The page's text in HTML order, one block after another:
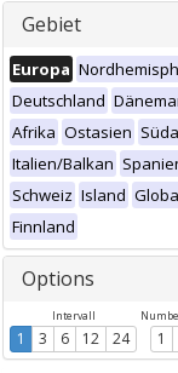
Gebiet
Europa
Deutschland
Afrika Ostasien
Italien/Balkan
Schweiz Island
Finnland
Options
Intervall
1 3 6 12 24 1